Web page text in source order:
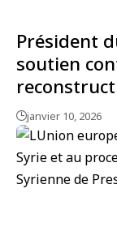
Président
soutien
janvier 10, 2026